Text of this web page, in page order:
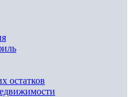
остатков